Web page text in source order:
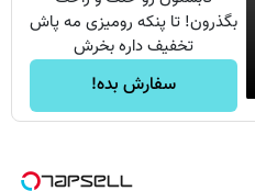
بگذرون! تا پنکه رومیزی مه پاش
تخفیف داره بخرش
سفارش بده!